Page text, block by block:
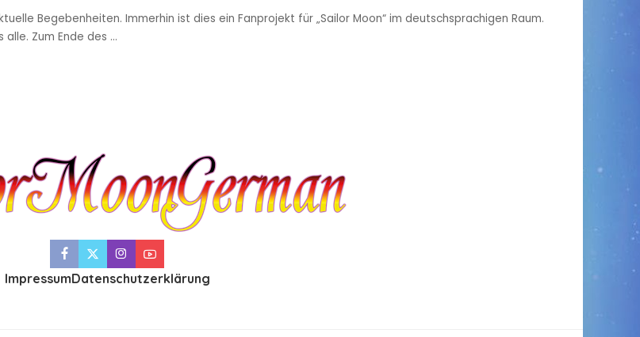
Begebenheiten. Immerhin ist dies ein Fanprojekt für „Sailor Moon“ im deutschsprachigen Raum.
Zum Ende des ...
ImpressumDatenschutzerklärung